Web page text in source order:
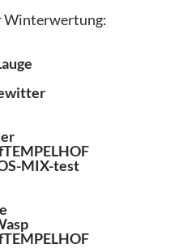
Winterwertung:
MIX-test